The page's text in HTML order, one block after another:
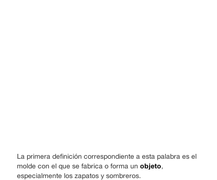
La primera definición correspondiente a esta palabra es el
molde con el que se fabrica o forma un objeto,
especialmente los zapatos y sombreros.